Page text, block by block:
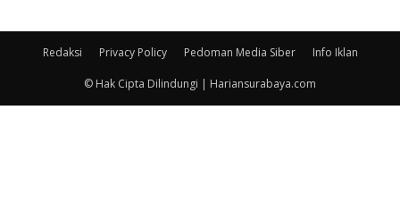
Redaksi Privacy Policy Pedoman Media Siber Info Iklan
© Hak Cipta Dilindungi | Hariansurabaya.com